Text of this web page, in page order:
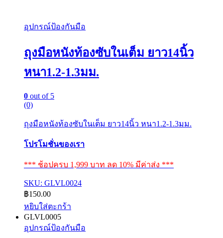
อุปกรณ์ป้องกันมือ
ถุงมือหนังท้องซับในเต็ม ยาว14นิ้ว
หนา1.2-1.3มม.
0 out of 5
(0)
ถุงมือหนังท้องซับในเต็ม ยาว14นิ้ว หนา1.2-1.3มม.
โปรโมชั่นของเรา
*** ช้อปครบ 1,999 บาท ลด 10% มีค่าส่ง ***
SKU: GLVL0024
฿150.00
หยิบใส่ตะกร้า
GLVL0005
อุปกรณ์ป้องกันมือ